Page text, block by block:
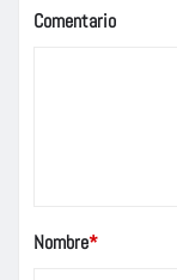
Comentario
Nombre*